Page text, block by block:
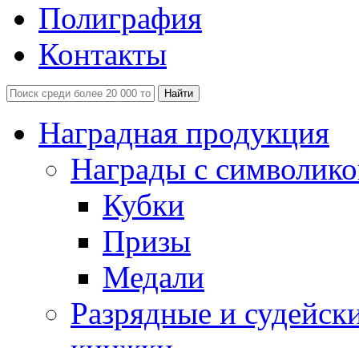
Полиграфия
Контакты
Наградная продукция
Награды с
Кубки
Призы
Медали
Разрядные и